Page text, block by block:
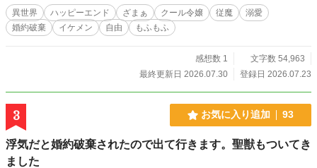
国の王子レオンハルトとの、思いがけない邂逅 捨てられた令嬢が手に入れたの
は、想像もしなかった自由と、溢れるほどの寵愛だった。 一方その頃、彼女を
失った婚約者は、聖女は――。 クールな令嬢の、静かで痛快な再出発。恋と自
異世界 ハッピーエンド ざまぁ クール令嬢 従魔
溺愛
婚約破棄
イケメン 自由 もふもふ
感想数 1
文字数 54,963
最終更新日 2026.07.30
登録日 2026.07.23
3 お気に入り追加 93
浮気だと婚約破棄されたので出て行きます。聖獣もついてき
ました